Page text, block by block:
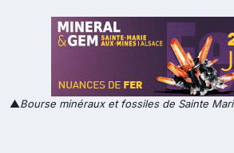
▲Bourse minéraux et fossiles de Sainte